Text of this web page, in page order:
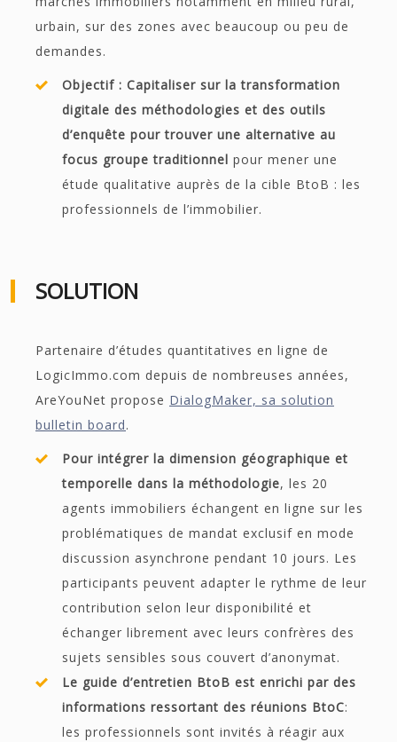
urbain, sur des zones avec beaucoup ou peu de
demandes.
Objectif : Capitaliser sur la transformation
digitale des méthodologies et des outils
d’enquête pour trouver une alternative au
focus groupe traditionnel pour mener une
étude qualitative auprès de la cible BtoB : les
professionnels de l’immobilier.
SOLUTION
Partenaire d’études quantitatives en ligne de
LogicImmo.com depuis de nombreuses années,
AreYouNet propose DialogMaker, sa solution
bulletin board.
Pour intégrer la dimension géographique et
temporelle dans la méthodologie, les 20
agents immobiliers échangent en ligne sur les
problématiques de mandat exclusif en mode
discussion asynchrone pendant 10 jours. Les
participants peuvent adapter le rythme de leur
contribution selon leur disponibilité et
échanger librement avec leurs confrères des
sujets sensibles sous couvert d’anonymat.
Le guide d’entretien BtoB est enrichi par des
informations ressortant des réunions BtoC:
les professionnels sont invités à réagir aux